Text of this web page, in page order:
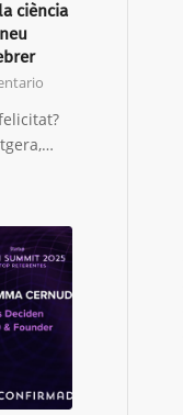
ciència